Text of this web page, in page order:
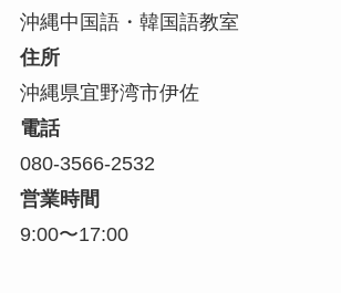
沖縄中国語・韓国語教室
住所
沖縄県宜野湾市伊佐
電話
080-3566-2532
営業時間
9:00〜17:00